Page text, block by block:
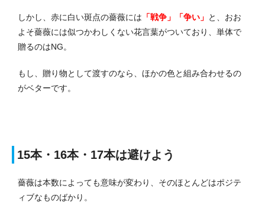
しかし、赤に白い斑点の薔薇には 「戦争」「争い」 と、おお
よそ薔薇には似つかわしくない花言葉がついており、単体で
贈るのはNG。
もし、贈り物として渡すのなら、ほかの色と組み合わせるの
がベターです。
15本・16本・17本は避けよう
薔薇は本数によっても意味が変わり、そのほとんどはポジテ
ィブなものばかり。